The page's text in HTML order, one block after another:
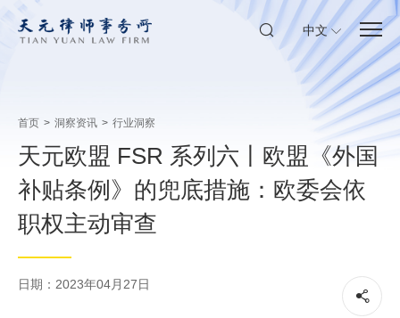
中文
首页 > 洞察资讯 > 行业洞察
天元欧盟 FSR 系列六丨欧盟《外国
补贴条例》的兜底措施：欧委会依
职权主动审查
日期：2023年04月27日